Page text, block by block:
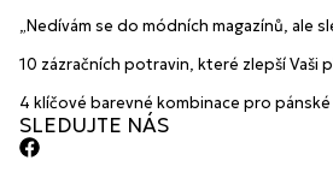
HANAJANA Swimwear
„Nedívám se do módních magazínů, ale
10 zázračních potravin, které zlepší Vaši
4 klíčové barevné kombinace pro
SLEDUJTE NÁS